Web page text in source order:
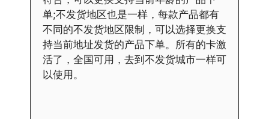
单;不发货地区也是一样，每款产品都有
不同的不发货地区限制，可以选择更换支
持当前地址发货的产品下单。所有的卡激
活了，全国可用，去到不发货城市一样可
以使用。